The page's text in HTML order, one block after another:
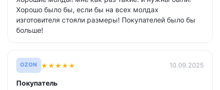
Хорошо было бы, если бы на всех молдах
изготовителя стояли размеры! Покупателей было бы
больше!
OZON ★★★★★ 10.09.2025
Покупатель